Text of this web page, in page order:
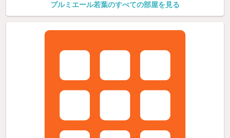
プルミエール若葉のすべての部屋を見る